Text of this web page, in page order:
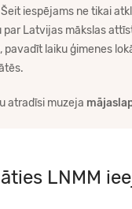
iespējams ne tikai
Latvijas mākslas
pavadīt laiku ģimenes
atradīsi muzeja
LNMM